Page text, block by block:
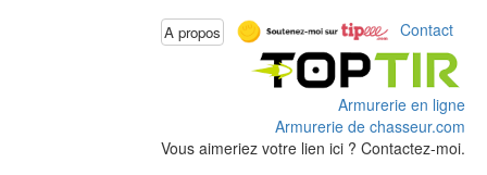
A propos Contact
Armurerie en ligne
Armurerie de chasseur.com
Vous aimeriez votre lien ici ? Contactez-moi.